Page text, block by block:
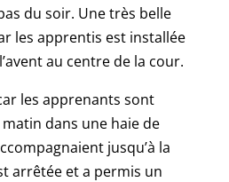
du soir. Une très belle
les apprentis est installée
au centre de la cour.
les apprenants sont
dans une haie de
jusqu’à la
arrêtée et a permis un